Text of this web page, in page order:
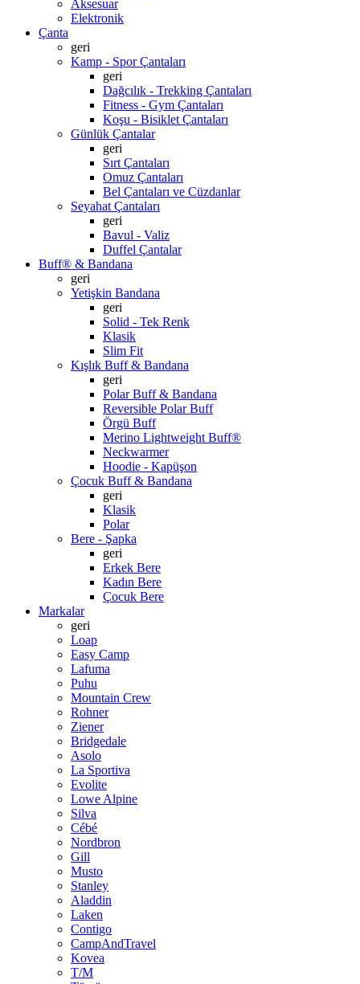
Aksesuar
Elektronik
Çanta
geri
Kamp - Spor Çantaları
geri
Dağcılık - Trekking Çantaları
Fitness - Gym Çantaları
Koşu - Bisiklet Çantaları
Günlük Çantalar
geri
Sırt Çantaları
Omuz Çantaları
Bel Çantaları ve Cüzdanlar
Seyahat Çantaları
geri
Bavul - Valiz
Duffel Çantalar
Buff® & Bandana
geri
Yetişkin Bandana
geri
Solid - Tek Renk
Klasik
Slim Fit
Kışlık Buff & Bandana
geri
Polar Buff & Bandana
Reversible Polar Buff
Örgü Buff
Merino Lightweight Buff®
Neckwarmer
Hoodie - Kapüşon
Çocuk Buff & Bandana
geri
Klasik
Polar
Bere - Şapka
geri
Erkek Bere
Kadın Bere
Çocuk Bere
Markalar
geri
Loap
Easy Camp
Lafuma
Puhu
Mountain Crew
Rohner
Ziener
Bridgedale
Asolo
La Sportiva
Evolite
Lowe Alpine
Silva
Cébé
Nordbron
Gill
Musto
Stanley
Aladdin
Laken
Contigo
CampAndTravel
Kovea
T/M